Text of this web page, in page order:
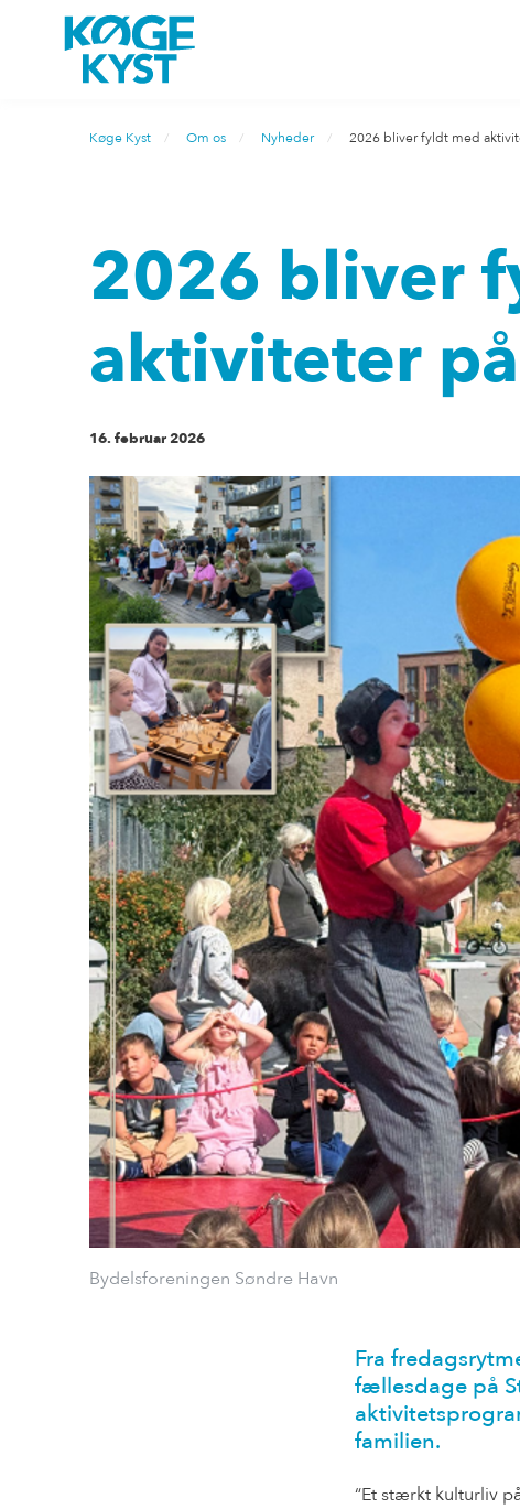
Køge Kyst Om os Nyheder 2026 bliver fyldt med
2026 bliver
aktiviteter
16. februar 2026
Bydelsforeningen Søndre Havn
Fra
fællesdage på
familien.
“Et stærkt kulturliv